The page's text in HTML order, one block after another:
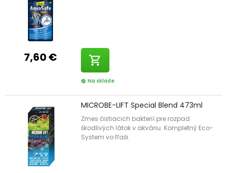
7,60 € shopping_cart
check_circle Na sklade
MICROBE-LIFT Special Blend 473ml
Zmes čistiacich bakterií pre rozpad
škodlivých látok v akváriu. Kompletný Eco-
System vo fľaši.